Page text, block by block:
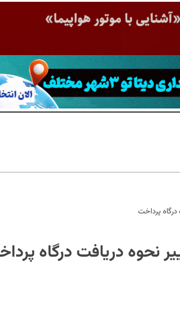
درگاه پرداخت
نحوه دریافت درگاه